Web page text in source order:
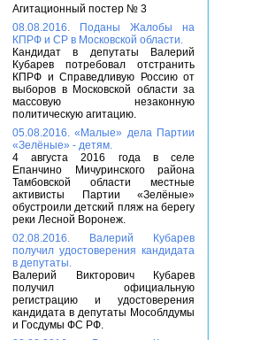
Агитационный постер № 3
08.08.2016. Поданы Жалобы на
КПРФ и СР в Московской области.
Кандидат в депутаты Валерий
Кубарев потребовал отстранить
КПРФ и Справедливую Россию от
выборов в Московской области за
массовую незаконную
политическую агитацию.
05.08.2016. «Малые» дела Партии
«Зелёные» - детям.
4 августа 2016 года в селе
Епанчино Мичуринского района
Тамбовской области местные
активисты Партии «Зелёные»
обустроили детский пляж на берегу
реки Лесной Воронеж.
02.08.2016. Валерий Кубарев
получил удостоверения кандидата
в депутаты.
Валерий Викторович Кубарев
получил официальную
регистрацию и удостоверения
кандидата в депутаты Мособлдумы
и Госдумы ФС РФ.